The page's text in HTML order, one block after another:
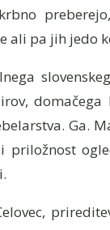
ali pa jih jedo
Ga.
priložnost